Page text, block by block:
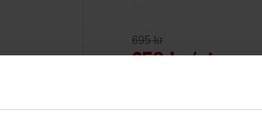
695 kr
253 kr/st